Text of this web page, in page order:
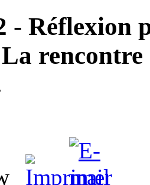
- Réflexion